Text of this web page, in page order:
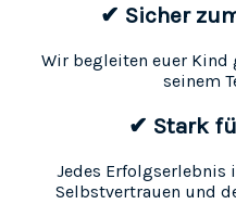
✔ Sicher
Wir begleiten euer Kind
seinem
✔ Stark
Jedes Erfolgserlebnis
Selbstvertrauen und